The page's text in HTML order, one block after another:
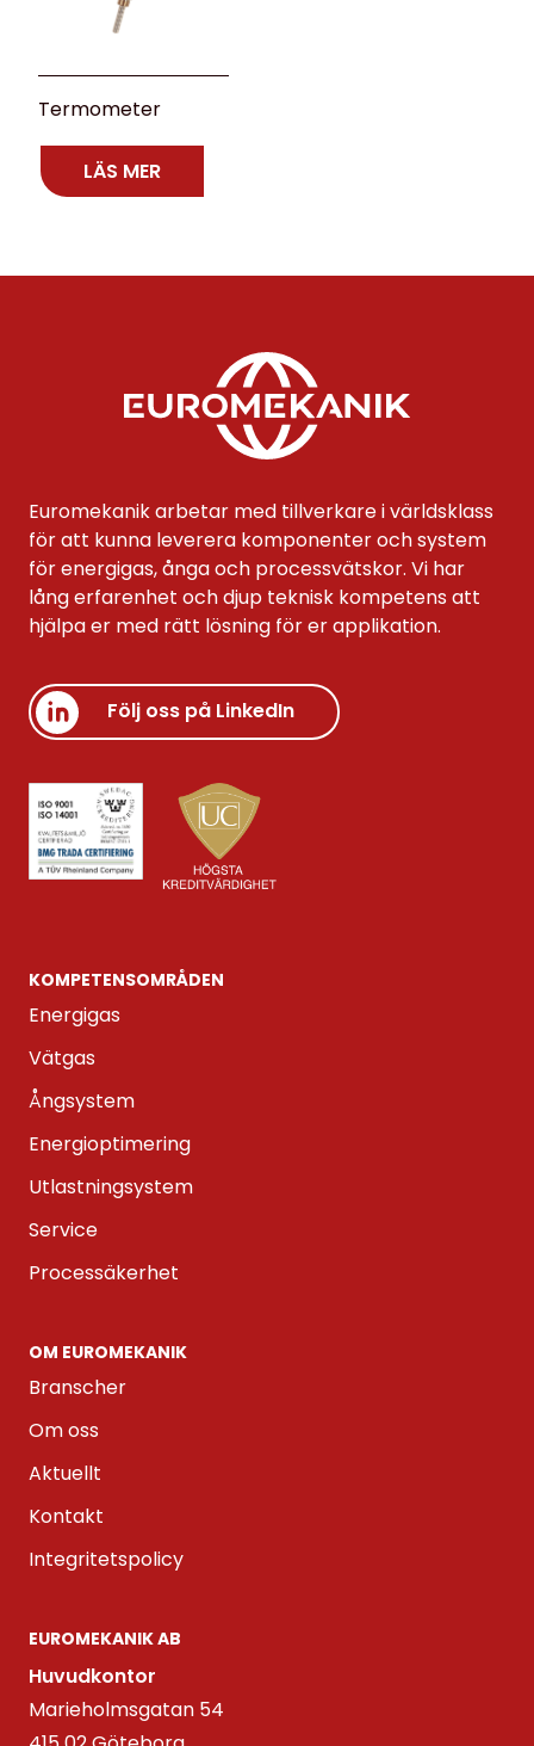
Termometer
LÄS MER
Euromekanik arbetar med tillverkare i världsklass
för att kunna leverera komponenter och system
för energigas, ånga och processvätskor. Vi har
lång erfarenhet och djup teknisk kompetens att
hjälpa er med rätt lösning för er applikation.
Följ oss på LinkedIn
KOMPETENS­OMRÅDEN
Energigas
Vätgas
Ångsystem
Energioptimering
Utlastningsystem
Service
Processäkerhet
OM EUROMEKANIK
Branscher
Om oss
Aktuellt
Kontakt
Integritetspolicy
EUROMEKANIK AB
Huvudkontor
Marieholmsgatan 54